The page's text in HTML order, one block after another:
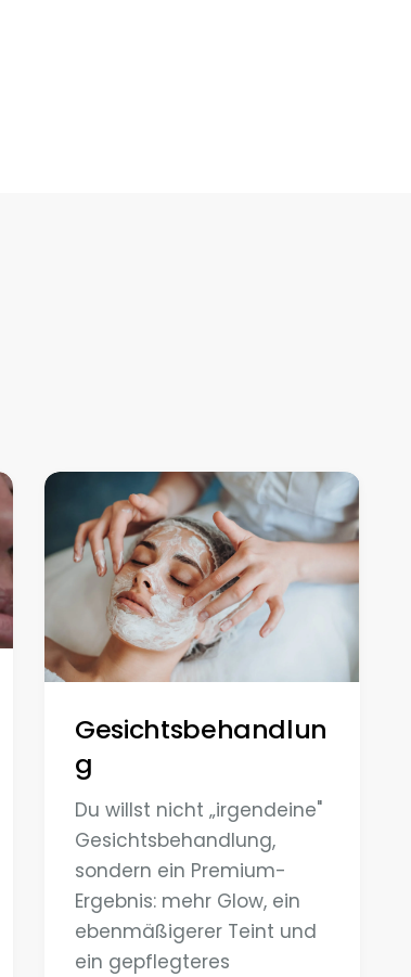
Gesichtsbehandlun
g
Du willst nicht „irgendeine"
Gesichtsbehandlung,
sondern ein Premium-
Ergebnis: mehr Glow, ein
ebenmäßigerer Teint und
ein gepflegteres